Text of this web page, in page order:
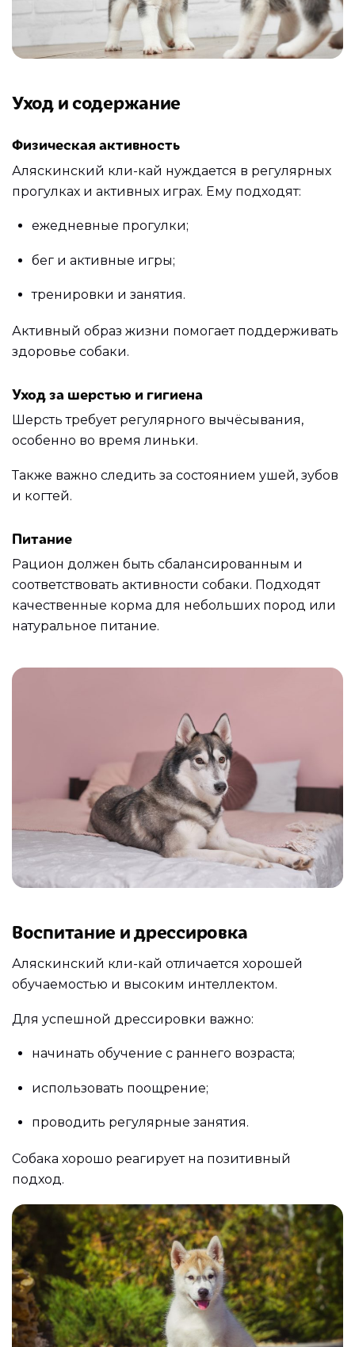
Уход и содержание
Физическая активность
Аляскинский кли-кай нуждается в регулярных
прогулках и активных играх. Ему подходят:
ежедневные прогулки;
бег и активные игры;
тренировки и занятия.
Активный образ жизни помогает поддерживать
здоровье собаки.
Уход за шерстью и гигиена
Шерсть требует регулярного вычёсывания,
особенно во время линьки.
Также важно следить за состоянием ушей, зубов
и когтей.
Питание
Рацион должен быть сбалансированным и
соответствовать активности собаки. Подходят
качественные корма для небольших пород или
натуральное питание.
Воспитание и дрессировка
Аляскинский кли-кай отличается хорошей
обучаемостью и высоким интеллектом.
Для успешной дрессировки важно:
начинать обучение с раннего возраста;
использовать поощрение;
проводить регулярные занятия.
Собака хорошо реагирует на позитивный
подход.